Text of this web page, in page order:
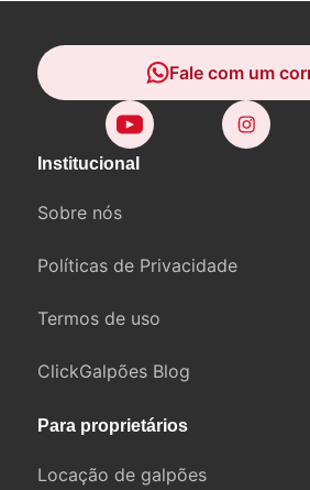
Institucional
Sobre nós
Políticas de Privacidade
Termos de uso
ClickGalpões Blog
Para proprietários
Locação de galpões
Fale com um